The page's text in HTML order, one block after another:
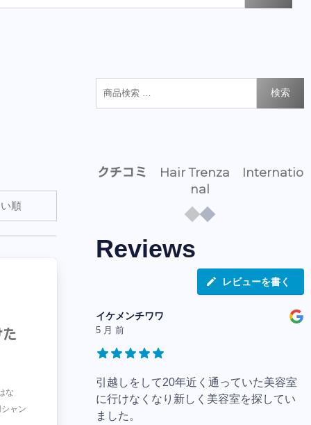
な
ャン
検索
クチコミ Hair Trenza Internatio
nal
Reviews
レビューを書く
イケメンチワワ
5 月 前
引越しをして20年近く通っていた美容室
に行けなくなり新しく美容室を探してい
ました。